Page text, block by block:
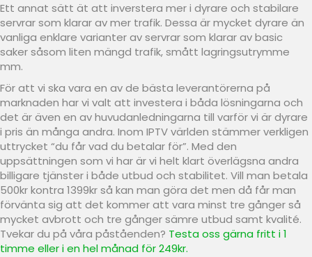
Ett annat sätt ät att inverstera mer i dyrare och stabilare
servrar som klarar av mer trafik. Dessa är mycket dyrare än
vanliga enklare varianter av servrar som klarar av basic
saker såsom liten mängd trafik, smått lagringsutrymme
mm.
För att vi ska vara en av de bästa leverantörerna på
marknaden har vi valt att investera i båda lösningarna och
det är även en av huvudanledningarna till varför vi är dyrare
i pris än många andra. Inom IPTV världen stämmer verkligen
uttrycket “du får vad du betalar för”. Med den
uppsättningen som vi har är vi helt klart överlägsna andra
billigare tjänster i både utbud och stabilitet. Vill man betala
500kr kontra 1399kr så kan man göra det men då får man
förvänta sig att det kommer att vara minst tre gånger så
mycket avbrott och tre gånger sämre utbud samt kvalité.
Tvekar du på våra påståenden? Testa oss gärna fritt i 1
timme eller i en hel månad för 249kr.